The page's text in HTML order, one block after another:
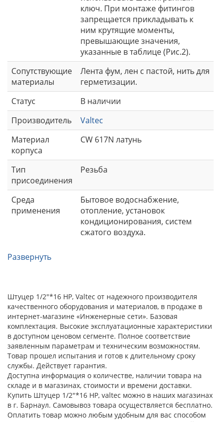
ключ. При монтаже фитингов
запрещается прикладывать к
ним крутящие моменты,
превышающие значения,
указанные в таблице (Рис.2).
Сопутствующие
материалы
Лента фум, лен с пастой, нить для
герметизации.
Статус
В наличии
Производитель
Valtec
Материал
корпуса
CW 617N латунь
Тип
присоединения
Резьба
Среда
применения
Бытовое водоснабжение,
отопление, установок
кондиционирования, систем
сжатого воздуха.
Развернуть
Штуцер 1/2"*16 НР, Valtec от надежного производителя
качественного оборудования и материалов, в продаже в
интернет-магазине «Инженерные сети». Базовая
комплектация. Высокие эксплуатационные характеристики
в доступном ценовом сегменте. Полное соответствие
заявленным параметрам и техническим возможностям.
Товар прошел испытания и готов к длительному сроку
службы. Действует гарантия.
Доступна информация о количестве, наличии товара на
складе и в магазинах, стоимости и времени доставки.
Купить Штуцер 1/2"*16 НР, valtec можно в наших магазинах
в г. Барнаул. Самовывоз товара осуществляется бесплатно.
Оплатить товар можно любым удобным для вас способом